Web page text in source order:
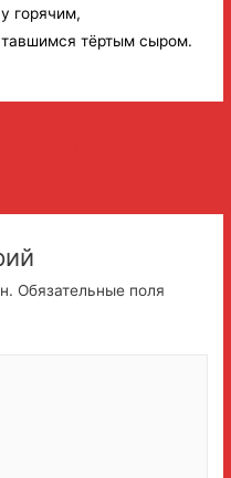
горячим,
тёртым сыром.
Обязательные поля